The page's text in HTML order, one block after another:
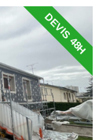
DEVIS 48H